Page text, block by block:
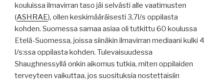
kouluissa ilmavirran taso jäi selvästi alle vaatimusten
(ASHRAE), ollen keskimääräisesti 3,7l/s oppilasta
kohden. Suomessa samaa asiaa oli tutkittu 60 koulussa
Etelä-Suomessa, joissa siinäkin ilmavirran mediaani kulki 4
l/s:ssa oppilasta kohden. Tulevaisuudessa
Shaughnessyllä onkin aikomus tutkia, miten oppilaiden
terveyteen vaikuttaa, jos suosituksia nostettaisiin